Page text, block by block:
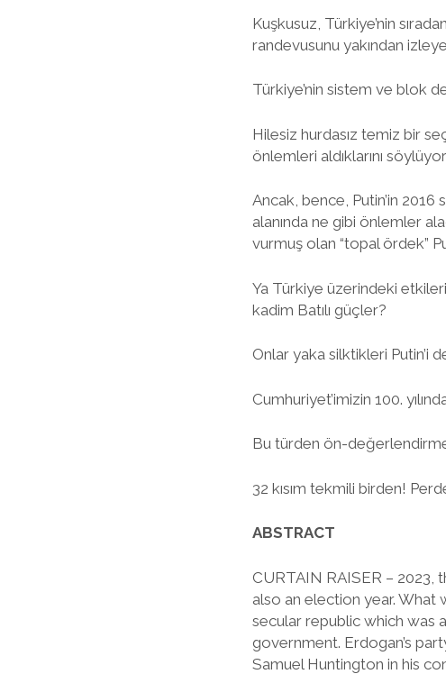
Kuşkusuz, Türkiye’nin
randevusunu yakından
Türkiye’nin sistem ve blok
Hilesiz hurdasız temiz bir
önlemleri aldıklarını
Ancak, bence, Putin’in
alanında ne gibi önlemler
vurmuş olan “topal ördek”
Ya Türkiye üzerindeki
kadim Batılı güçler?
Onlar yaka silktikleri Putin’i
Cumhuriyet’imizin 100.
Bu türden ön-
32 kısım tekmili birden!
ABSTRACT
CURTAIN RAISER – 2023,
also an election year.
secular republic which was
government. Erdogan’s
Samuel Huntington in his